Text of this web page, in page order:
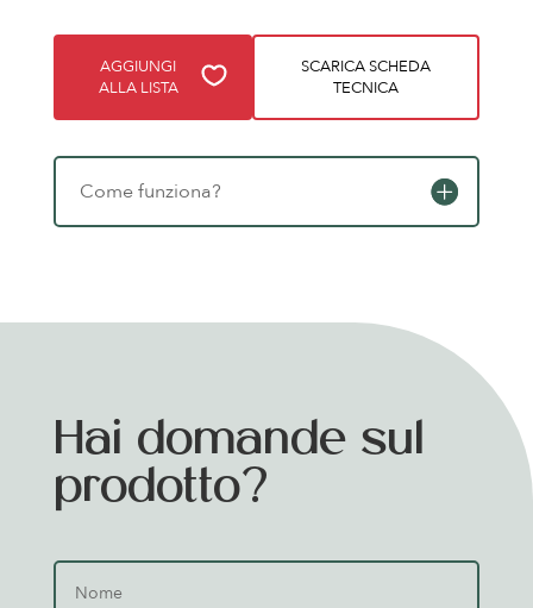
AGGIUNGI
ALLA LISTA
SCARICA SCHEDA
TECNICA
Come funziona?
Hai domande sul
prodotto?